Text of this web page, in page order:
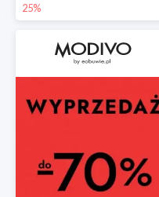
25%